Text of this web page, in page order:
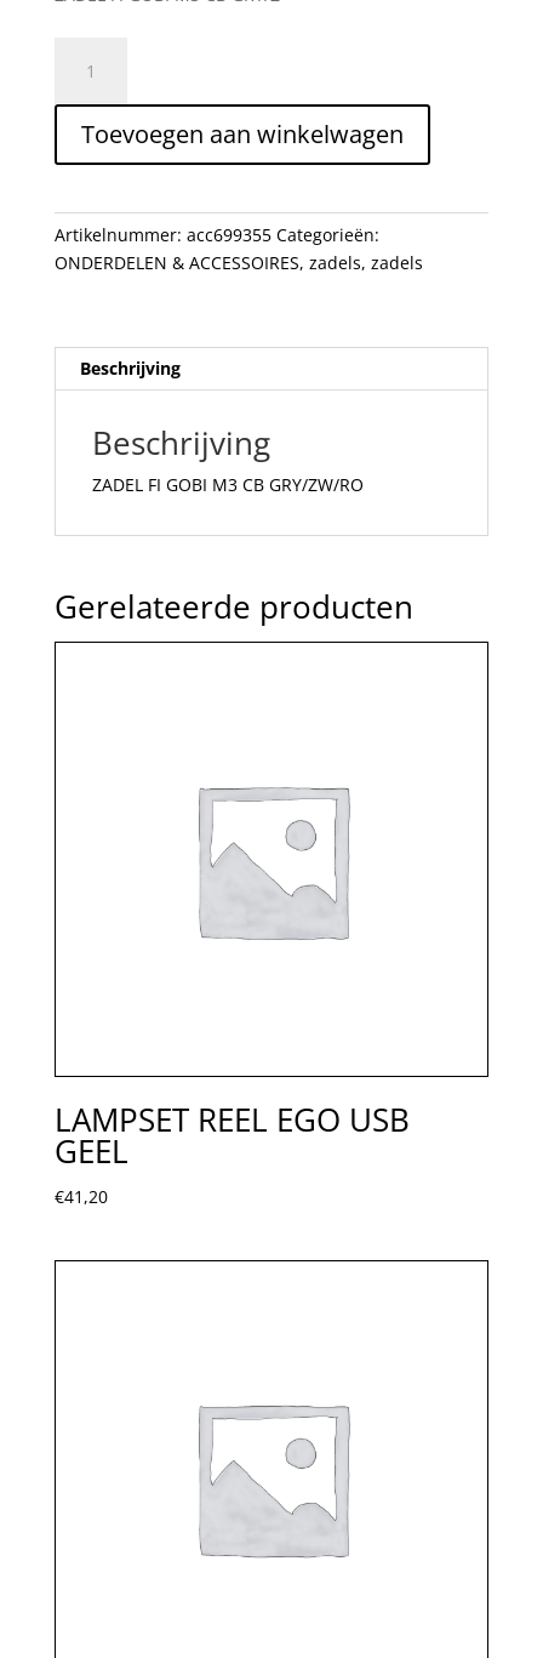
GOBI
CB
aantal
Toevoegen aan winkelwagen
Artikelnummer: acc699355 Categorieën:
ONDERDELEN & ACCESSOIRES, zadels, zadels
Beschrijving
Beschrijving
ZADEL FI GOBI M3 CB GRY/ZW/RO
Gerelateerde producten
LAMPSET REEL EGO USB
GEEL
€41,20